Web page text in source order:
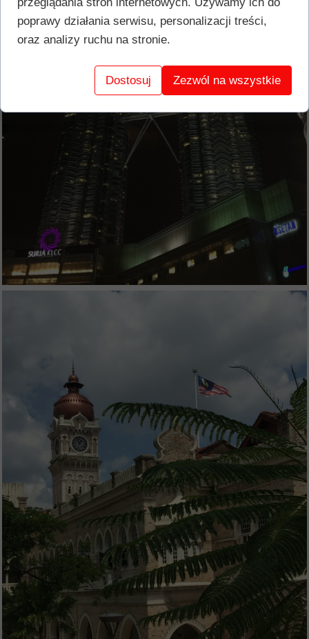
poprawy działania serwisu, personalizacji treści,
oraz analizy ruchu na stronie.
Dostosuj Zezwól na wszystkie